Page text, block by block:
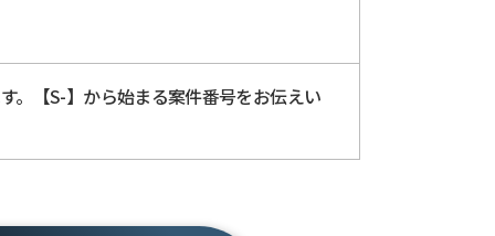
【S-】から始まる案件番号をお伝えい